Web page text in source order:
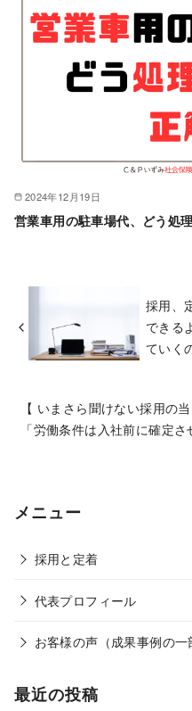
2024年12月19日
営業車用の駐車場代、どう処
採用、
できる
ていく
【 いまさら聞けない採用の
「労働条件は入社前に確定さ
メニュー
採用と定着
代表プロフィール
お客様の声（成果事例の一
最近の投稿